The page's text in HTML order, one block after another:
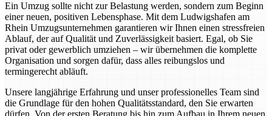
Ein Umzug sollte nicht zur Belastung werden, sondern zum Beginn
einer neuen, positiven Lebensphase. Mit dem Ludwigshafen am
Rhein Umzugsunternehmen garantieren wir Ihnen einen stressfreien
Ablauf, der auf Qualität und Zuverlässigkeit basiert. Egal, ob Sie
privat oder gewerblich umziehen – wir übernehmen die komplette
Organisation und sorgen dafür, dass alles reibungslos und
termingerecht abläuft.
Unsere langjährige Erfahrung und unser professionelles Team sind
die Grundlage für den hohen Qualitätsstandard, den Sie erwarten
dürfen. Von der ersten Beratung bis hin zum Aufbau in Ihrem neuen